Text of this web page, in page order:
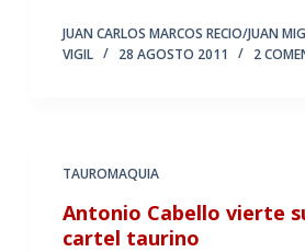
JUAN CARLOS MARCOS RECIO/JUAN
VIGIL
28 AGOSTO 2011 2
TAUROMAQUIA
Antonio Cabello vierte
cartel taurino